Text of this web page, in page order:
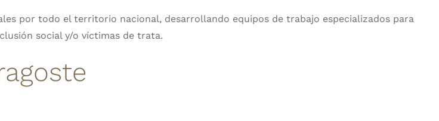
por todo el territorio nacional, desarrollando equipos de trabajo especializados para
social y/o víctimas de trata.